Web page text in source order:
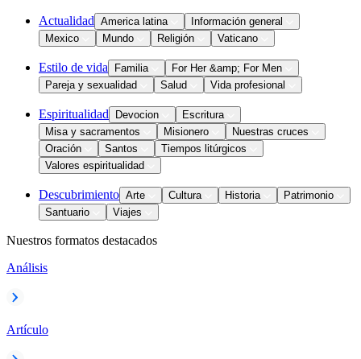
Actualidad America latina
Información general
Mexico
Mundo Religión Vaticano
Estilo de vida Familia
For Her &amp; For Men
Pareja y sexualidad
Salud Vida profesional
Espiritualidad Devocion
Escritura
Misa y sacramentos
Misionero
Nuestras cruces
Oración
Santos
Tiempos litúrgicos
Valores espiritualidad
Descubrimiento Arte Cultura Historia
Patrimonio
Santuario
Viajes
Nuestros formatos destacados
Análisis
Artículo